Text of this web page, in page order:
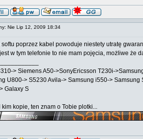
Nie Lip 12, 2009 18:34
softu poprzez kabel powoduje niestety utratę
w tym telefonie to nie mam pojęcia, możliwe że
> Siemens A50->SonyEricsson T230i-
U800-> S5230 Avila-> Samsung i550->
Galaxy S
kim kopie, ten znam o Tobie plotki...